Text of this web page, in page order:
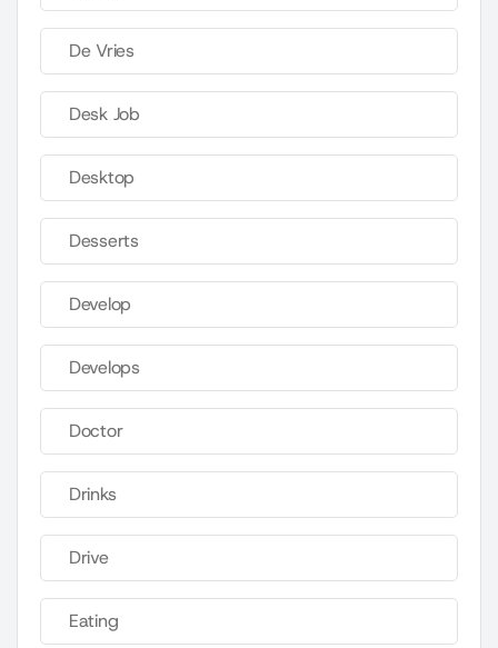
De Vries
Desk Job
Desktop
Desserts
Develop
Develops
Doctor
Drinks
Drive
Eating